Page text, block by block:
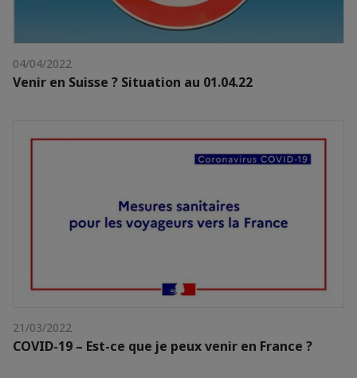
04/04/2022
Venir en Suisse ? Situation au 01.04.22
21/03/2022
COVID-19 – Est-ce que je peux venir en France ?